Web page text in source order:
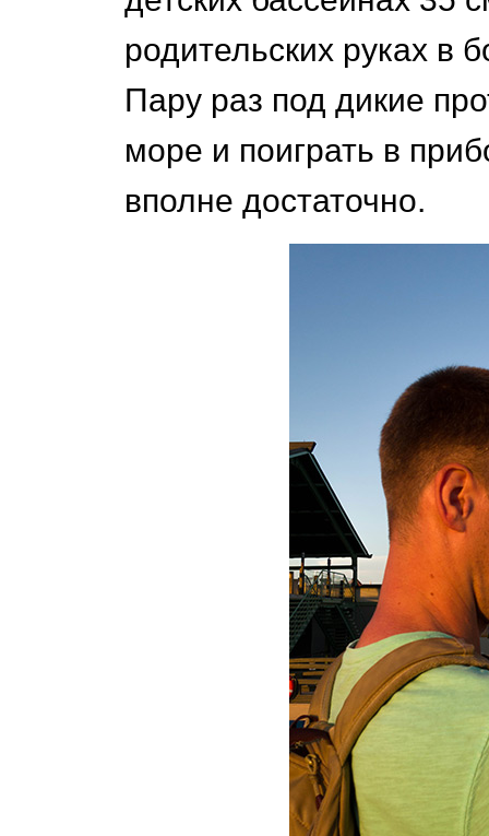
родительских руках в
Пару раз под дикие
море и поиграть в
вполне достаточно.